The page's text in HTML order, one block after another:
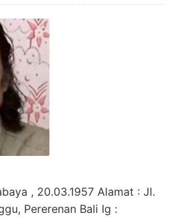
, 20.03.1957 Alamat : Jl.
Pererenan Bali Ig :